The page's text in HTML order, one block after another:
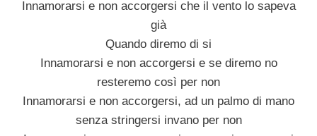
Innamorarsi e non accorgersi che il vento lo sapeva
già
Quando diremo di si
Innamorarsi e non accorgersi e se diremo no
resteremo così per non
Innamorarsi e non accorgersi, ad un palmo di mano
senza stringersi invano per non